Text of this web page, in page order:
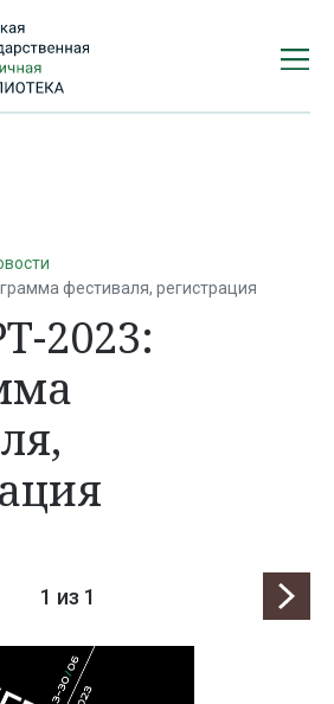
фестиваля, регистрация
2023:
1 из 1